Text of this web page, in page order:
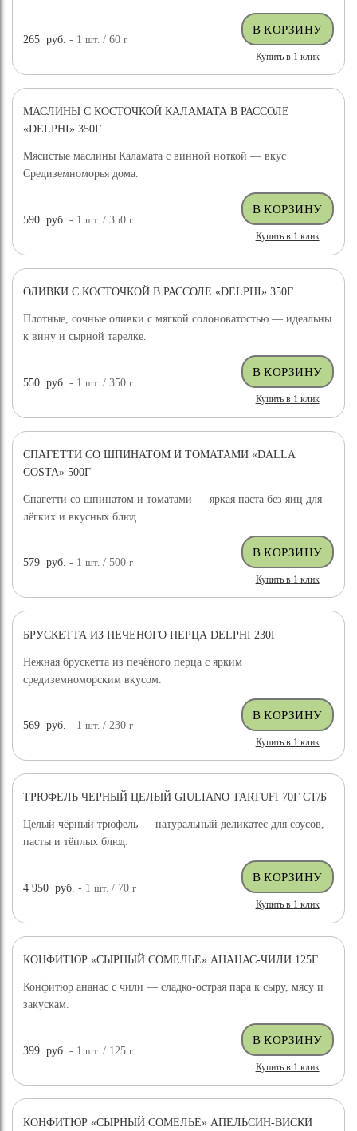
265 руб. - 1шт. / 60г
Купить в 1 клик
МАСЛИНЫ С КОСТОЧКОЙ КАЛАМАТА В РАССОЛЕ
«DELPHI» 350Г
Мясистые маслины Каламата с винной ноткой — вкус
Средиземноморья дома.
590 руб. - 1шт. / 350г
Купить в 1 клик
ОЛИВКИ С КОСТОЧКОЙ В РАССОЛЕ «DELPHI» 350Г
Плотные, сочные оливки с мягкой солоноватостью — идеальны
к вину и сырной тарелке.
550 руб. - 1шт. / 350г
Купить в 1 клик
СПАГЕТТИ СО ШПИНАТОМ И ТОМАТАМИ «DALLA
COSTA» 500Г
Спагетти со шпинатом и томатами — яркая паста без яиц для
лёгких и вкусных блюд.
579 руб. - 1шт. / 500г
Купить в 1 клик
БРУСКЕТТА ИЗ ПЕЧЕНОГО ПЕРЦА DELPHI 230Г
Нежная брускетта из печёного перца с ярким
средиземноморским вкусом.
569 руб. - 1шт. / 230г
Купить в 1 клик
ДОСТАВКА БЕСПЛАТНО
ТРЮФЕЛЬ ЧЕРНЫЙ ЦЕЛЫЙ GIULIANO TARTUFI 70Г СТ/Б
Целый чёрный трюфель — натуральный деликатес для соусов,
пасты и тёплых блюд.
4 950 руб. - 1шт. / 70г
Купить в 1 клик
КОНФИТЮР «СЫРНЫЙ СОМЕЛЬЕ» АНАНАС-ЧИЛИ 125Г
Конфитюр ананас с чили — сладко-острая пара к сыру, мясу и
закускам.
399 руб. - 1шт. / 125г
Купить в 1 клик
КОНФИТЮР «СЫРНЫЙ СОМЕЛЬЕ» АПЕЛЬСИН-ВИСКИ